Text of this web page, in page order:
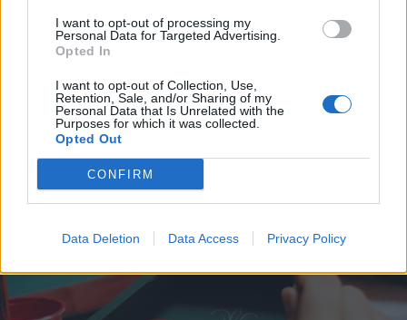
I want to opt-out of processing my
Personal Data for Targeted Advertising.
Opted In
I want to opt-out of Collection, Use,
Retention, Sale, and/or Sharing of my
Personal Data that Is Unrelated with the
Purposes for which it was collected.
Opted Out
CONFIRM
Data Deletion Data Access Privacy Policy
2026. augusztus 06., csütörtök
Másfél hétig buszok helyettesítik a
vonatokat a Székelyudvarhely–
Segesvár vonalon